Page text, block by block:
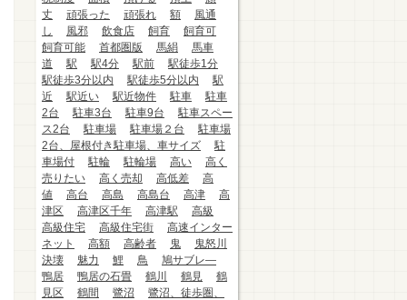
丈
頑張った 頑張れ 額
風通
し
風邪 飲食店 飼育
飼育可
飼育可能
首都圏版 馬絹
馬車
道
駅 駅4分 駅前
駅徒歩1分
駅徒歩3分以内
駅徒歩5分以内
駅
近
駅近い 駅近物件 駐車
駐車
2台
駐車3台 駐車9台
駐車スペー
ス2台
駐車場 駐車場２台
駐車場
2台、屋根付き駐車場、車サイズ
駐
車場付
駐輪 駐輪場 高い
高く
売りたい
高く売却 高低差
高
値
高台 高島 高島台 高津
高
津区
高津区千年 高津駅
高級
高級住宅
高級住宅街
高速インター
ネット
高額 高齢者 鬼
鬼怒川
決壊
魅力 鯉 鳥
鳩サブレ―
鴨居
鴨居の石畳 鶴川 鶴見
鶴
見区
鶴間 鷺沼
鷺沼、徒歩圏、